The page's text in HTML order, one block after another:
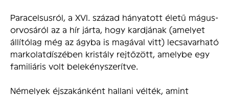
Paracelsusról, a XVI. század hányatott életű mágus-
orvosáról az a hír járta, hogy kardjának (amelyet
állítólag még az ágyba is magával vitt) lecsavarható
markolatdíszében kristály rejtőzött, amelybe egy
familiáris volt belekényszerítve.
Némelyek éjszakánként hallani vélték, amint